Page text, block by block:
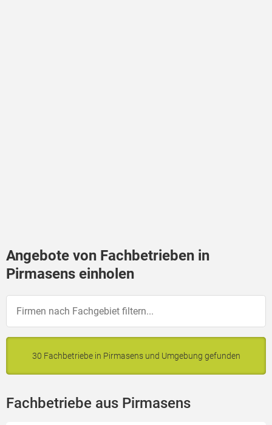
Angebote von Fachbetrieben in
Pirmasens einholen
30 Fachbetriebe in Pirmasens und Umgebung gefunden
Fachbetriebe aus Pirmasens